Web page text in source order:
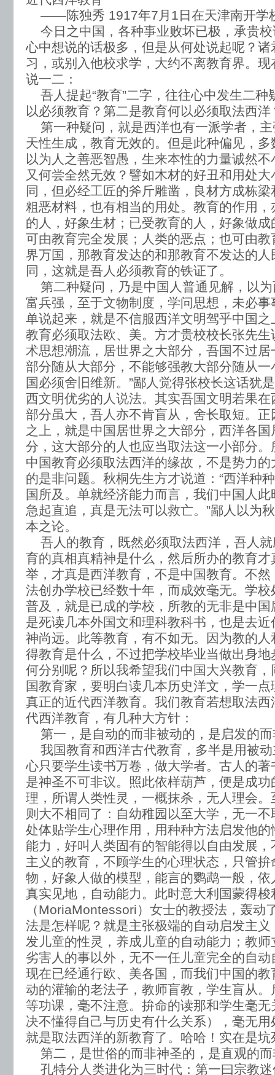
——陈独秀 1917年7月1日在天津南开学
今日之中国，各种事业败坏已极，承贵
心中想说的话极多，但是从何处说起呢？
习，或别入他校求学，大约不离教育界。
说一二：
吾人提起“教育”二字，往往心中发生二种
以必须教育？第二是教育何以必须取法西洋
第一种疑问，就是西洋也有一派学者，
天性生成，教育无效的。但是此种偏见，
以为人之善恶智愚，生来本性的力量诚然
又何尝全然无效？譬如木材的好丑和用处
同，但必经工匠的斧斤雕凿，良材方成栋
粗恶材料，也有相当的用处。教育的作用
的人，好象生材；已受教育的人，好象做
可由教育完全发展；人类的恶点；也可由
界万国，那教育发达的和那教育不发达的
同，这就是吾人必须教育的铁证了。
第二种疑问，乃是中国人普通见解，以
富兵强，至于文物制度，学问思想，未必
单说起来，就是不信服西洋文明驾乎中国
教育必须取法欧、美。方才贵校校长张先生
术思想潮流，居世界之大部分，吾国不过
部分随从大部分，不能够强教大部分随从
国必须舍旧维新。”鄙人觉得张校长这话犹
西文明优劣的人说法。其实吾国文明若果
部分虽大，吾人亦不肯盲从，舍长取短。
之上，就是中国居世界之大部分，西洋各
分，这大部分的人也应当取法这一小部分
中国教育必须取法西洋的缘故，不是势力
的是非问题。秋桐先生方才说道：“西洋种
国所及。单就经济能力而言，我们中国人
急起直追，真是无法可以救亡。”鄙人以为
本之论。
吾人的教育，既然必须取法西洋，吾人
育的真相真精神是什么，然后所办的教育
举，才真是西洋教育，不是中国教育。不
法创办学校已经数十年，而成效毫无。学
普及，就是已成的学校，所教的无非是中
是死读几本外国文和理科教科书，也是去
神尚远。此等教育，有不如无。因为教的
得教育是什么，不过把学校毕业当做出身
何分别呢？所以我希望我们中国大兴教育
国教育家，要明白读几本历史洋文，学一
真正的近代西洋教育。我们教育若想取法
代西洋教育，有几种大方针：
第一，是自动的而非被动的，是启发的而
我国教育和西洋古代教育，多半是用被
心只要学生读书万卷，做大学者。古人的
是神圣不可非议。照此依样葫芦，便是成
理，所谓人类性灵，一概抹杀，无人理会
则大不相同了：自幼稚园以至大学，无一
处体贴学生心理作用，用种种方法启发他
能力，好叫人类固有的智能得以自由发展
主义的教育，不顾学生的心理状态，只管
物，好象人做的模型，能言的鹦鹉一般，
真实见地，自动能力。此时意大利国蒙得梭
（MoriaMontessori）女士的教授法，轰动
法是怎样呢？就是主张极端的自动启发主
发儿童的性灵，养成儿童的自动能力；教
劣害人的事以外，无不一任儿童完全的自
现在已经通行欧、美各国，而我们中国的
动的灌输的老法子，教师盲教，学生盲从
等功课，毫不注意。拚命的读那和学生毫
决不懂得自己与历史有什么关系），毫无
就是取法西洋的新教育了。哈哈！实在是坑
第二，是世俗的而非神圣的，是直观的而
孔特分人类进化为三时代：第一曰宗教